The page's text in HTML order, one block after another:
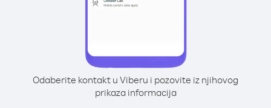
Odaberite kontakt u Viberu i pozovite iz njihovog
prikaza informacija